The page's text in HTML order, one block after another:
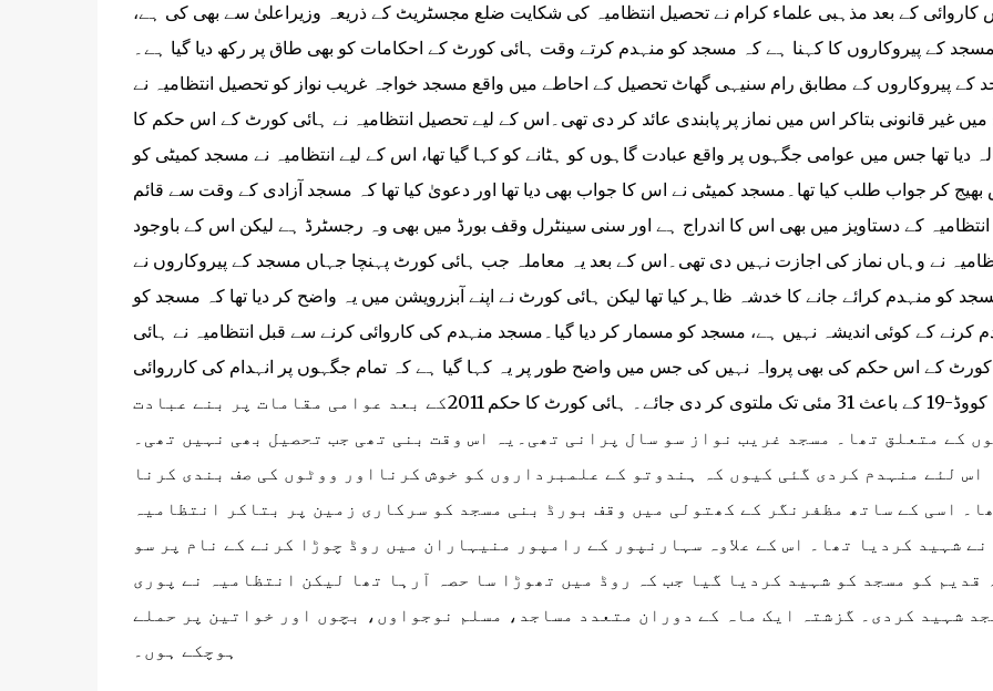
کاروائی کے بعد مذہبی علماء کرام نے تحصیل انتظامیہ کی شکایت ضلع مجسٹریٹ کے ذریعہ وزیراعلیٰ سے بھی کی ہے،
مسجد کے پیروکاروں کا کہنا ہے کہ مسجد کو منہدم کرتے وقت ہائی کورٹ کے احکامات کو بھی طاق پر رکھ دیا گیا ہے۔
کے پیروکاروں کے مطابق رام سنیہی گھاٹ تحصیل کے احاطے میں واقع مسجد خواجہ غریب نواز کو تحصیل انتظامیہ نے
میں غیر قانونی بتاکر اس میں نماز پر پابندی عائد کر دی تھی۔اس کے لیے تحصیل انتظامیہ نے ہائی کورٹ کے اس حکم کا
دیا تھا جس میں عوامی جگہوں پر واقع عبادت گاہوں کو ہٹانے کو کہا گیا تھا، اس کے لیے انتظامیہ نے مسجد کمیٹی کو
بھیج کر جواب طلب کیا تھا۔مسجد کمیٹی نے اس کا جواب بھی دیا تھا اور دعویٰ کیا تھا کہ مسجد آزادی کے وقت سے قائم
انتظامیہ کے دستاویز میں بھی اس کا اندراج ہے اور سنی سینٹرل وقف بورڈ میں بھی وہ رجسٹرڈ ہے لیکن اس کے باوجود
نے وہاں نماز کی اجازت نہیں دی تھی۔اس کے بعد یہ معاملہ جب ہائی کورٹ پہنچا جہاں مسجد کے پیروکاروں نے
کو منہدم کرائے جانے کا خدشہ ظاہر کیا تھا لیکن ہائی کورٹ نے اپنے آبزرویشن میں یہ واضح کر دیا تھا کہ مسجد کو
کرنے کے کوئی اندیشہ نہیں ہے، مسجد کو مسمار کر دیا گیا۔مسجد منہدم کی کاروائی کرنے سے قبل انتظامیہ نے ہائی
کورٹ کے اس حکم کی بھی پرواہ نہیں کی جس میں واضح طور پر یہ کہا گیا ہے کہ تمام جگہوں پر انہدام کی کارروائی
کووڈ-19 کے باعث 31 مئی تک ملتوی کر دی جائے۔ ہائی کورٹ کا حکم 2011کے بعد عوامی مقامات پر بنے عبادت
کے متعلق تھا۔ مسجد غریب نواز سو سال پرانی تھی۔یہ اس وقت بنی تھی جب تحصیل بھی نہیں تھی۔
اس لئے منہدم کردی گئی کیوں کہ ہندوتو کے علمبرداروں کو خوش کرنااور ووٹوں کی صف بندی کرنا
اسی کے ساتھ مظفرنگر کے کھتولی میں وقف بورڈ بنی مسجد کو سرکاری زمین پر بتاکر انتظامیہ
نے شہید کردیا تھا۔ اس کے علاوہ سہارنپور کے رامپور منیہاران میں روڈ چوڑا کرنے کے نام پر سو
قدیم کو مسجد کو شہید کردیا گیا جب کہ روڈ میں تھوڑا سا حصہ آرہا تھا لیکن انتظامیہ نے پوری
شہید کردی۔ گزشتہ ایک ماہ کے دوران متعدد مساجد، مسلم نوجواوں، بچوں اور خواتین پر حملے